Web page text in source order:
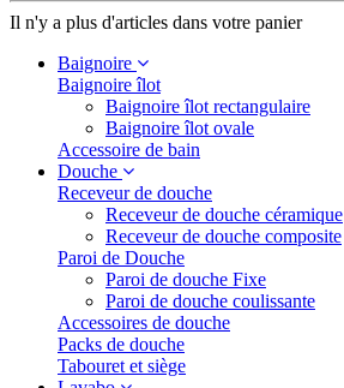
Il n'y a plus d'articles dans votre panier
Baignoire
Baignoire îlot
Baignoire îlot rectangulaire
Baignoire îlot ovale
Accessoire de bain
Douche
Receveur de douche
Receveur de douche céramique
Receveur de douche composite
Paroi de Douche
Paroi de douche Fixe
Paroi de douche coulissante
Accessoires de douche
Packs de douche
Tabouret et siège